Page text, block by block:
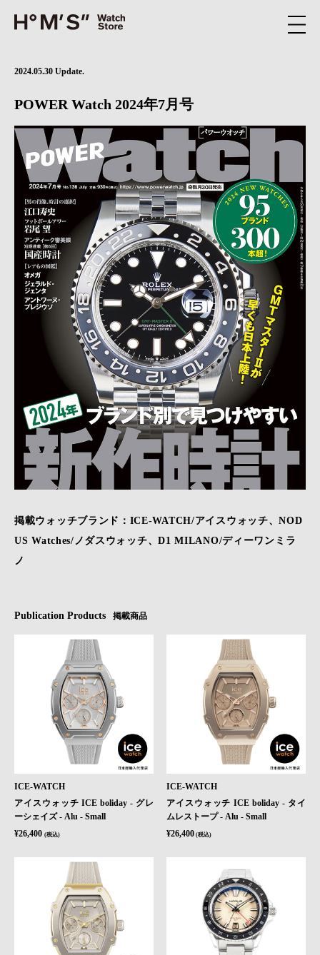
2024.05.30 Update.
POWER Watch 2024年7月号
掲載ウォッチブランド：ICE-WATCH/アイスウォッチ、NOD
US Watches/ノダスウォッチ、D1 MILANO/ディーワンミラ
ノ
Publication Products 掲載商品
ICE-WATCH
アイスウォッチ ICE boliday - グレ
ーシェイズ - Alu - Small
¥26,400 (税込)
ICE-WATCH
アイスウォッチ ICE boliday - タイ
ムレストープ - Alu - Small
¥26,400 (税込)